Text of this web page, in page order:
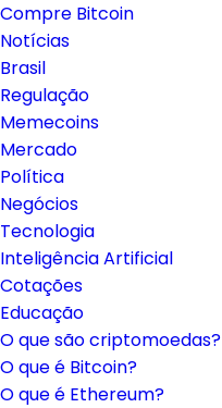
Compre Bitcoin
Notícias
Brasil
Regulação
Memecoins
Mercado
Política
Negócios
Tecnologia
Inteligência Artificial
Cotações
Educação
O que são criptomoedas?
O que é Bitcoin?
O que é Ethereum?